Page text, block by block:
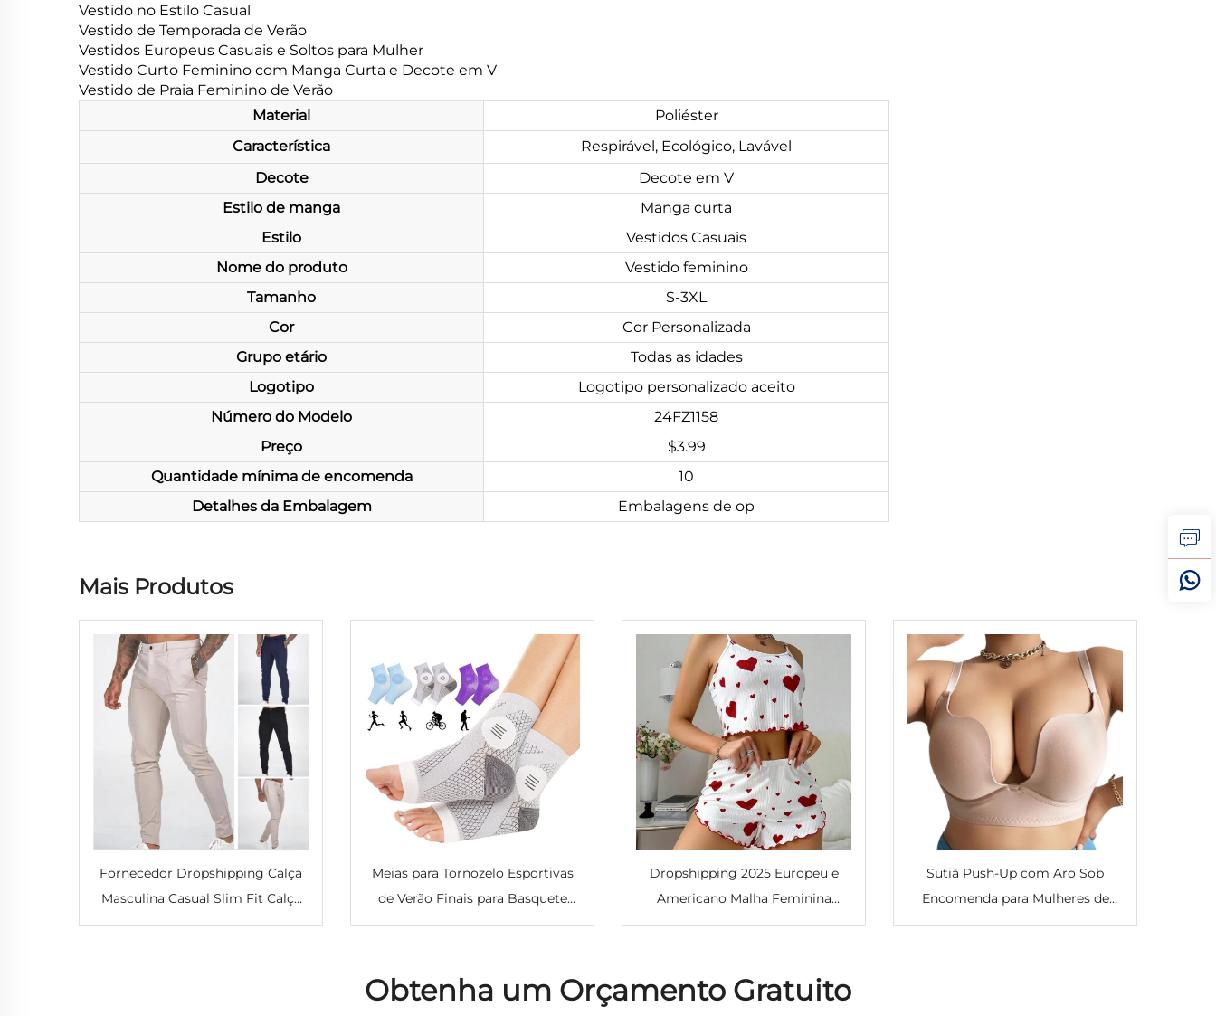
Vestido no Estilo Casual
Vestido de Temporada de Verão
Vestidos Europeus Casuais e Soltos para Mulher
Vestido Curto Feminino com Manga Curta e Decote em V
Vestido de Praia Feminino de Verão
Material
Poliéster
Característica
Respirável, Ecológico, Lavável
Decote
Decote em V
Estilo de manga
Manga curta
Estilo
Vestidos Casuais
Nome do produto
Vestido feminino
Tamanho
S-3XL
Cor
Cor Personalizada
Grupo etário
Todas as idades
Logotipo
Logotipo personalizado aceito
Número do Modelo
24FZ1158
Preço
$3.99
Quantidade mínima de encomenda
10
Detalhes da Embalagem
Embalagens de op
Mais Produtos
Fornecedor Dropshipping Calça
Masculina Casual Slim Fit Calça
Elástica Modelo Reto Calça
Meias para Tornozelo Esportivas
de Verão Finais para Basquete
Ciclismo Antitorção com
nos Pés
Dropshipping 2025 Europeu e
Americano Malha Feminina
Listras Suaves Camisola Doce
Sutiã Push-Up com Aro Sob
Encomenda para Mulheres de
Tamanho Grande com
Obtenha um Orçamento Gratuito